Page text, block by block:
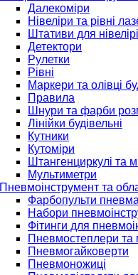
Далекоміри
Нівеліри та рівні
Штативи для
Детектори
Рулетки
Рівні
Маркери та олівці
Правила
Шнури та фарби
Лінійки будівельні
Кутники
Кутоміри
Штангенциркулі та
Мультиметри
Пневмоінструмент та
Фарбопульти
Набори
Фітинги для
Пневмостеплери та
Пневмогайковерти
Пневмоножиці